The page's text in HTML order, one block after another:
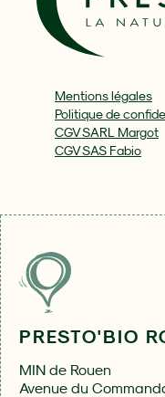
Mentions légales
Politique de
CGV SARL Margot
CGV SAS Fabio
PRESTO'BIO
MIN de Rouen
Avenue du